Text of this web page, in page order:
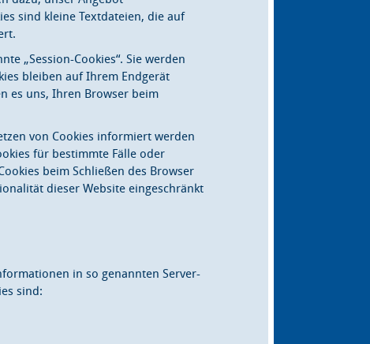
sind kleine Textdateien, die auf
„Session-Cookies“. Sie werden
bleiben auf Ihrem Endgerät
es uns, Ihren Browser beim
von Cookies informiert werden
für bestimmte Fälle oder
beim Schließen des Browser
dieser Website eingeschränkt
in so genannten Server-
sind: